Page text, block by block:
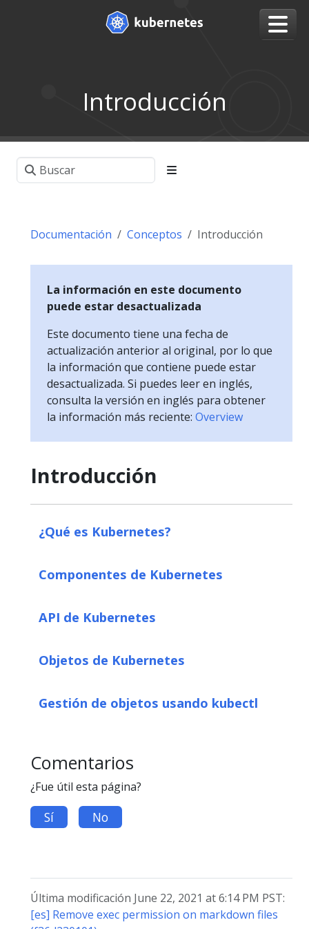
Introducción
Documentación Conceptos Introducción
La información en este documento
puede estar desactualizada
Este documento tiene una fecha de
actualización anterior al original, por lo que
la información que contiene puede estar
desactualizada. Si puedes leer en inglés,
consulta la versión en inglés para obtener
la información más reciente: Overview
Introducción
¿Qué es Kubernetes?
Componentes de Kubernetes
API de Kubernetes
Objetos de Kubernetes
Gestión de objetos usando kubectl
Comentarios
¿Fue útil esta página?
Sí No
Última modificación June 22, 2021 at 6:14 PM PST:
[es] Remove exec permission on markdown files